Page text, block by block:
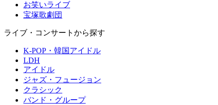
お笑いライブ
宝塚歌劇団
ライブ・コンサートから探す
K-POP・韓国アイドル
LDH
アイドル
ジャズ・フュージョン
クラシック
バンド・グループ